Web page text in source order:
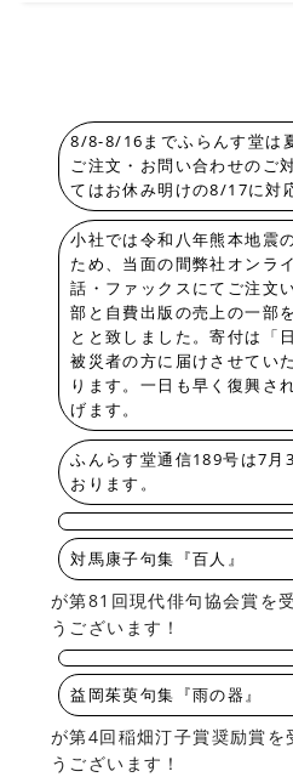
8/8-8/16までふらんす堂は
ご注文・お問い合わせのご
てはお休み明けの8/17に対
小社では令和八年熊本地震
ため、当面の間弊社オンラ
話・ファックスにてご注文
部と自費出版の売上の一部
とと致しました。寄付は「
被災者の方に届けさせてい
ります。一日も早く復興さ
げます。
ふんらす堂通信189号は7月
おります。
対馬康子句集『百人』
が第81回現代俳句協会賞を
うございます！
益岡茱萸句集『雨の器』
が第4回稲畑汀子賞奨励賞を
うございます！